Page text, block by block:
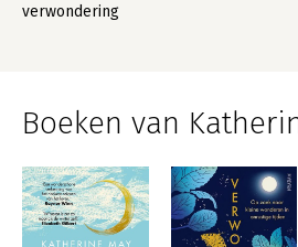
verwondering
Boeken van